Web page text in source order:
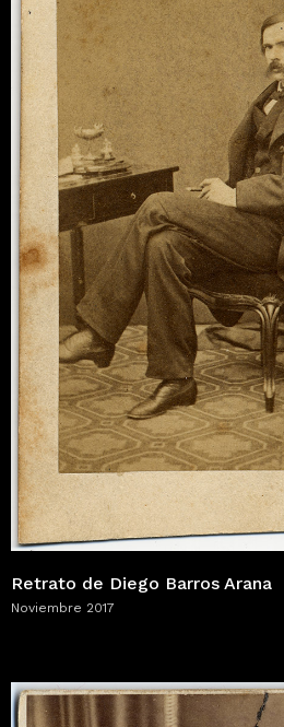
Retrato de Diego Barros Arana
Noviembre 2017